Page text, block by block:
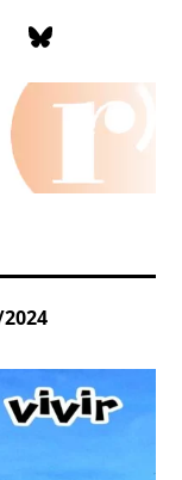
Bluesky